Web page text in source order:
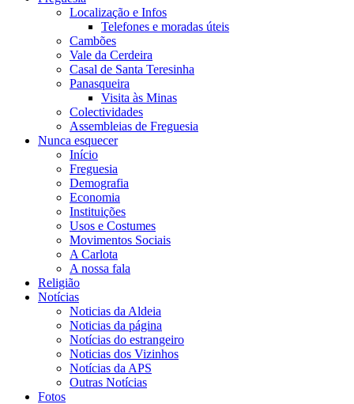
Localização e Infos
Telefones e moradas úteis
Cambões
Vale da Cerdeira
Casal de Santa Teresinha
Panasqueira
Visita às Minas
Colectividades
Assembleias de Freguesia
Nunca esquecer
Início
Freguesia
Demografia
Economia
Instituições
Usos e Costumes
Movimentos Sociais
A Carlota
A nossa fala
Religião
Notícias
Noticias da Aldeia
Noticias da página
Notícias do estrangeiro
Noticias dos Vizinhos
Notícias da APS
Outras Notícias
Fotos